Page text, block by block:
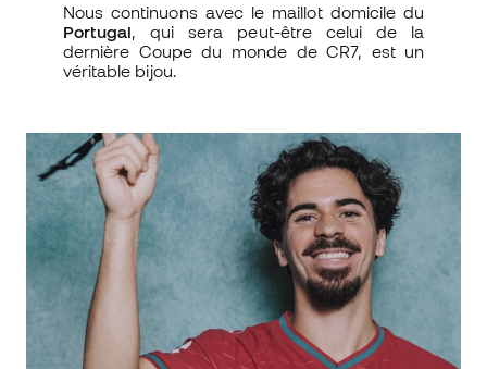
Nous continuons avec le maillot domicile du
Portugal, qui sera peut-être celui de la
dernière Coupe du monde de CR7, est un
véritable bijou.